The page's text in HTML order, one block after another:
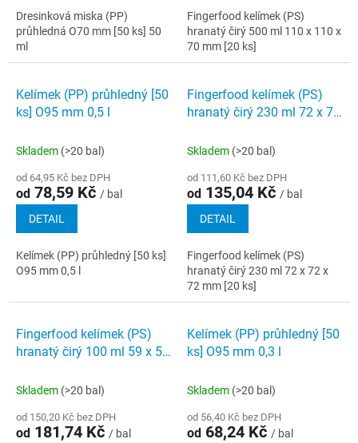
Dresinková miska (PP)
průhledná O70 mm [50 ks] 50
ml
Fingerfood kelímek (PS)
hranatý čirý 500 ml 110 x 110 x
70 mm [20 ks]
Kelímek (PP) průhledný [50
ks] O95 mm 0,5 l
Skladem (>20 bal)
od 64,95 Kč bez DPH
od 78,59 Kč / bal
DETAIL
Kelímek (PP) průhledný [50 ks]
O95 mm 0,5 l
Fingerfood kelímek (PS)
hranatý čirý 230 ml 72 x 72
Skladem (>20 bal)
od 111,60 Kč bez DPH
od 135,04 Kč / bal
DETAIL
Fingerfood kelímek (PS)
hranatý čirý 230 ml 72 x 72 x
72 mm [20 ks]
Fingerfood kelímek (PS)
hranatý čirý 100 ml 59 x 59
Skladem (>20 bal)
od 150,20 Kč bez DPH
od 181,74 Kč / bal
Kelímek (PP) průhledný [50
ks] O95 mm 0,3 l
Skladem (>20 bal)
od 56,40 Kč bez DPH
od 68,24 Kč / bal